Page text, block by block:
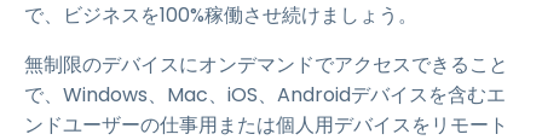
で、ビジネスを100%稼働させ続けましょう。
無制限のデバイスにオンデマンドでアクセスできること
で、Windows、Mac、iOS、Androidデバイスを含むエ
ンドユーザーの仕事用または個人用デバイスをリモート